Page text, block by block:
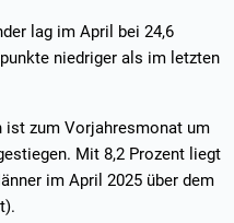
lag im April bei 24,6
niedriger als im letzten
ist zum Vorjahresmonat um
Mit 8,2 Prozent liegt
im April 2025 über dem